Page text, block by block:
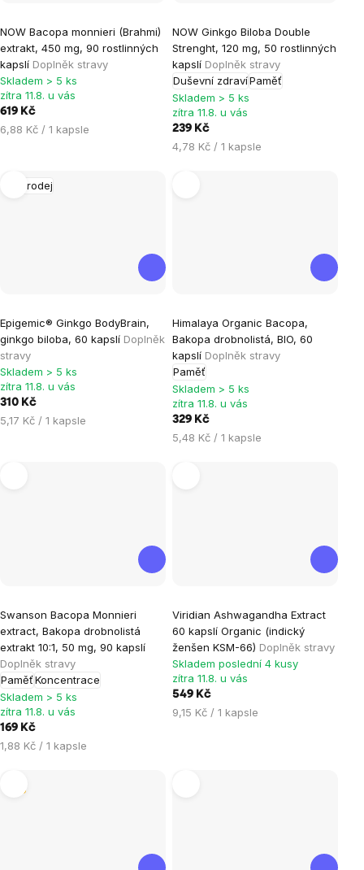
NOW Bacopa monnieri (Brahmi)
extrakt, 450 mg, 90 rostlinných
kapslí Doplněk stravy
hodnocení
produktu
je
5,0
z
5
Skladem > 5 ks
zítra 11.8. u vás
619 Kč
Měrná
6,88 Kč / 1 kapsle
NOW Ginkgo Biloba Double
Strenght, 120 mg, 50 rostlinných
kapslí Doplněk stravy
Duševní zdravíPaměť
hodnocení
produktu
je
0,0
z
5
hvězdiček.
Skladem > 5 ks
zítra 11.8. u vás
239 Kč
Měrná
4,78 Kč / 1 kapsle
Výprodej
Epigemic® Ginkgo BodyBrain,
ginkgo biloba, 60 kapslí Doplněk
stravy
Skladem > 5 ks
zítra 11.8. u vás
310 Kč
Měrná
5,17 Kč / 1 kapsle
Himalaya Organic Bacopa,
Bakopa drobnolistá, BIO, 60
kapslí Doplněk stravy
Paměť
Skladem > 5 ks
zítra 11.8. u vás
329 Kč
Měrná
5,48 Kč / 1 kapsle
Swanson Bacopa Monnieri
extract, Bakopa drobnolistá
extrakt 10:1, 50 mg, 90 kapslí
Doplněk stravy
PaměťKoncentrace
hodnocení
produktu
je
5,0
z
5
hvězdiček.
Skladem > 5 ks
zítra 11.8. u vás
169 Kč
Měrná
1,88 Kč / 1 kapsle
Viridian Ashwagandha Extract
60 kapslí Organic (indický
ženšen KSM-66) Doplněk stravy
hodnocení
produktu
je
5,0
z
5
Skladem poslední 4 kusy
zítra 11.8. u vás
549 Kč
Měrná
9,15 Kč / 1 kapsle